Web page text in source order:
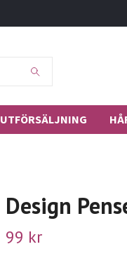
UTFÖRSÄLJNING
Design
99 kr